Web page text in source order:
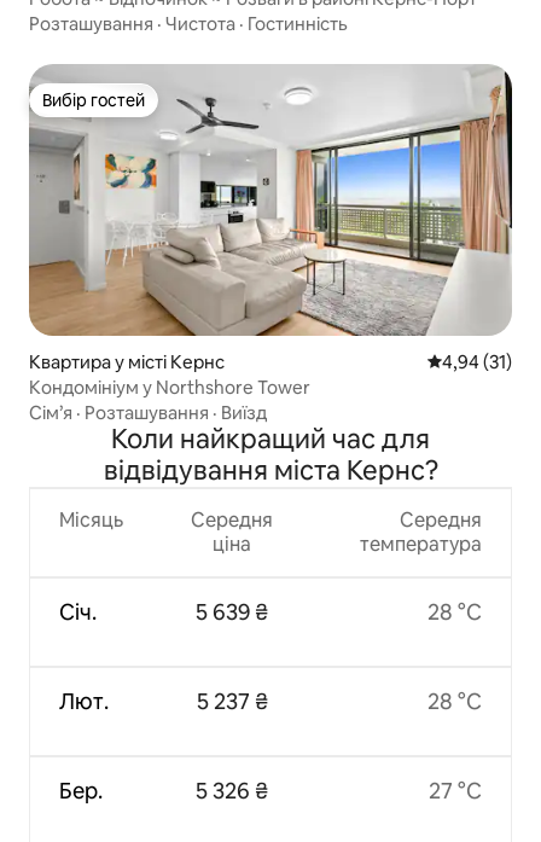
Розташування · Чистота · Гостинність
Вибір гостей
Вибір гостей
Квартира у місті Кернс Середня
4,94 (31)
Кондомініум у Northshore Tower
Сім’я · Розташування · Виїзд
Коли найкращий час для
відвідування міста Кернс?
Місяць
Січ.
Лют.
Бер.
Середня
ціна
5 639 ₴
5 237 ₴
5 326 ₴
Середня
температура
28 °C
28 °C
27 °C